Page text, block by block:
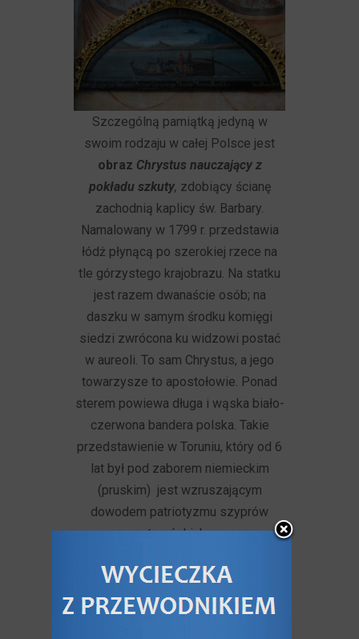
Szczególną pamiątką jedyną w
swoim rodzaju w całej Polsce jest
obraz Chrystus nauczający z
pokładu szkuty, zdobiący ścianę
zachodnią kaplicy św. Barbary.
Namalowany w 1799 r. przedstawia
łódż płynącą po szerokiej rzece na
tle górzystego krajobrazu. Na statku
jest razem dwanaście osób; na
daszku w samym środku komięgi
siedzi zwrócona ku widzowi postać
w aureoli. To sam Chrystus, a jego
towarzysze to apostołowie. Ponad
sterem powiewa długa i wąska biało-
czerwona bandera polska. Takie
przedstawienie w Toruniu, który od 6
lat był pod zaborem niemieckim
(pruskim) jest wzruszającym
dowodem patriotyzmu szyprów
toruńskich.